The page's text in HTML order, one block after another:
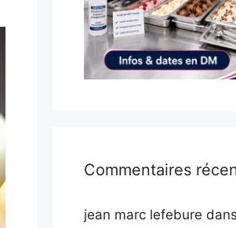
Commentaires
jean marc lefebure dans